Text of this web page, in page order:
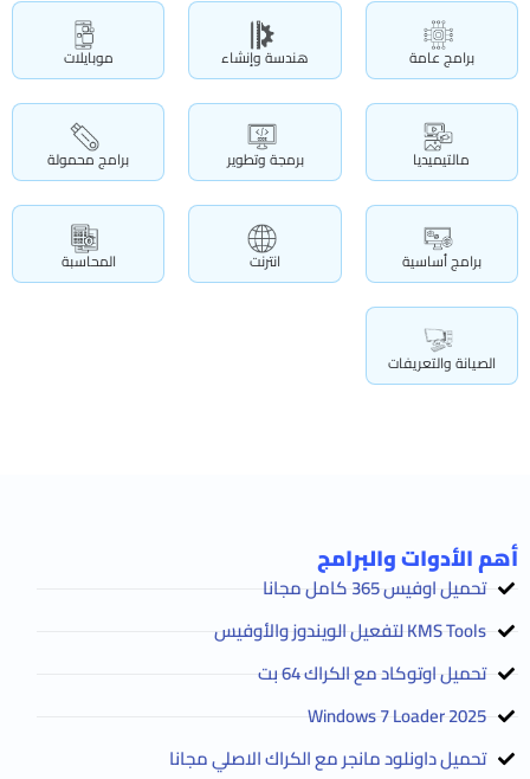
برامج عامة هندسة وإنشاء موبايلات
مالتيميديا برمجة وتطوير برامج محمولة
برامج أساسية انترنت المحاسبة
الصيانة والتعريفات
أهم الأدوات والبرامج
تحميل اوفيس 365 كامل مجانا
KMS Tools لتفعيل الويندوز والأوفيس
تحميل اوتوكاد مع الكراك 64 بت
2025 Windows 7 Loader
تحميل داونلود مانجر مع الكراك الاصلي مجانا